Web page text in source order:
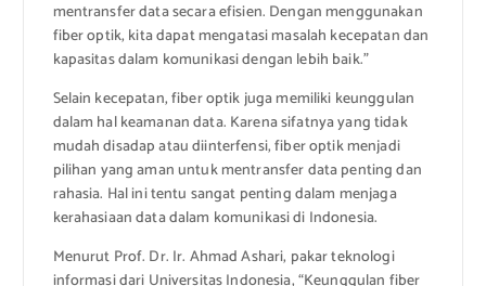
mentransfer data secara efisien. Dengan menggunakan
fiber optik, kita dapat mengatasi masalah kecepatan dan
kapasitas dalam komunikasi dengan lebih baik.”
Selain kecepatan, fiber optik juga memiliki keunggulan
dalam hal keamanan data. Karena sifatnya yang tidak
mudah disadap atau diinterfensi, fiber optik menjadi
pilihan yang aman untuk mentransfer data penting dan
rahasia. Hal ini tentu sangat penting dalam menjaga
kerahasiaan data dalam komunikasi di Indonesia.
Menurut Prof. Dr. Ir. Ahmad Ashari, pakar teknologi